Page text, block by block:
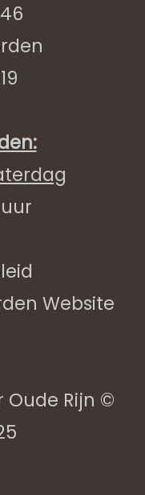
uur
Website
Oude Rijn ©